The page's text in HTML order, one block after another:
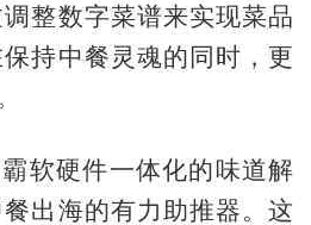
整数字菜谱来实现菜品
持中餐灵魂的同时，更
软硬件一体化的味道解
出海的有力助推器。这